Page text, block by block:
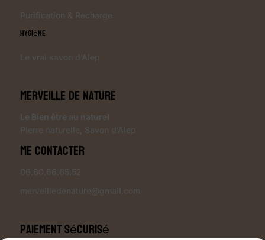
Purification & Recharge
Hygiène
Le vrai savon d’Alep
Merveille de Nature
Le Bien être au naturel
Pierre naturelle Savon d’Alep
Me contacter
06.60.66.65.52
merveilledenature@gmail.com
Paiement sécurisé